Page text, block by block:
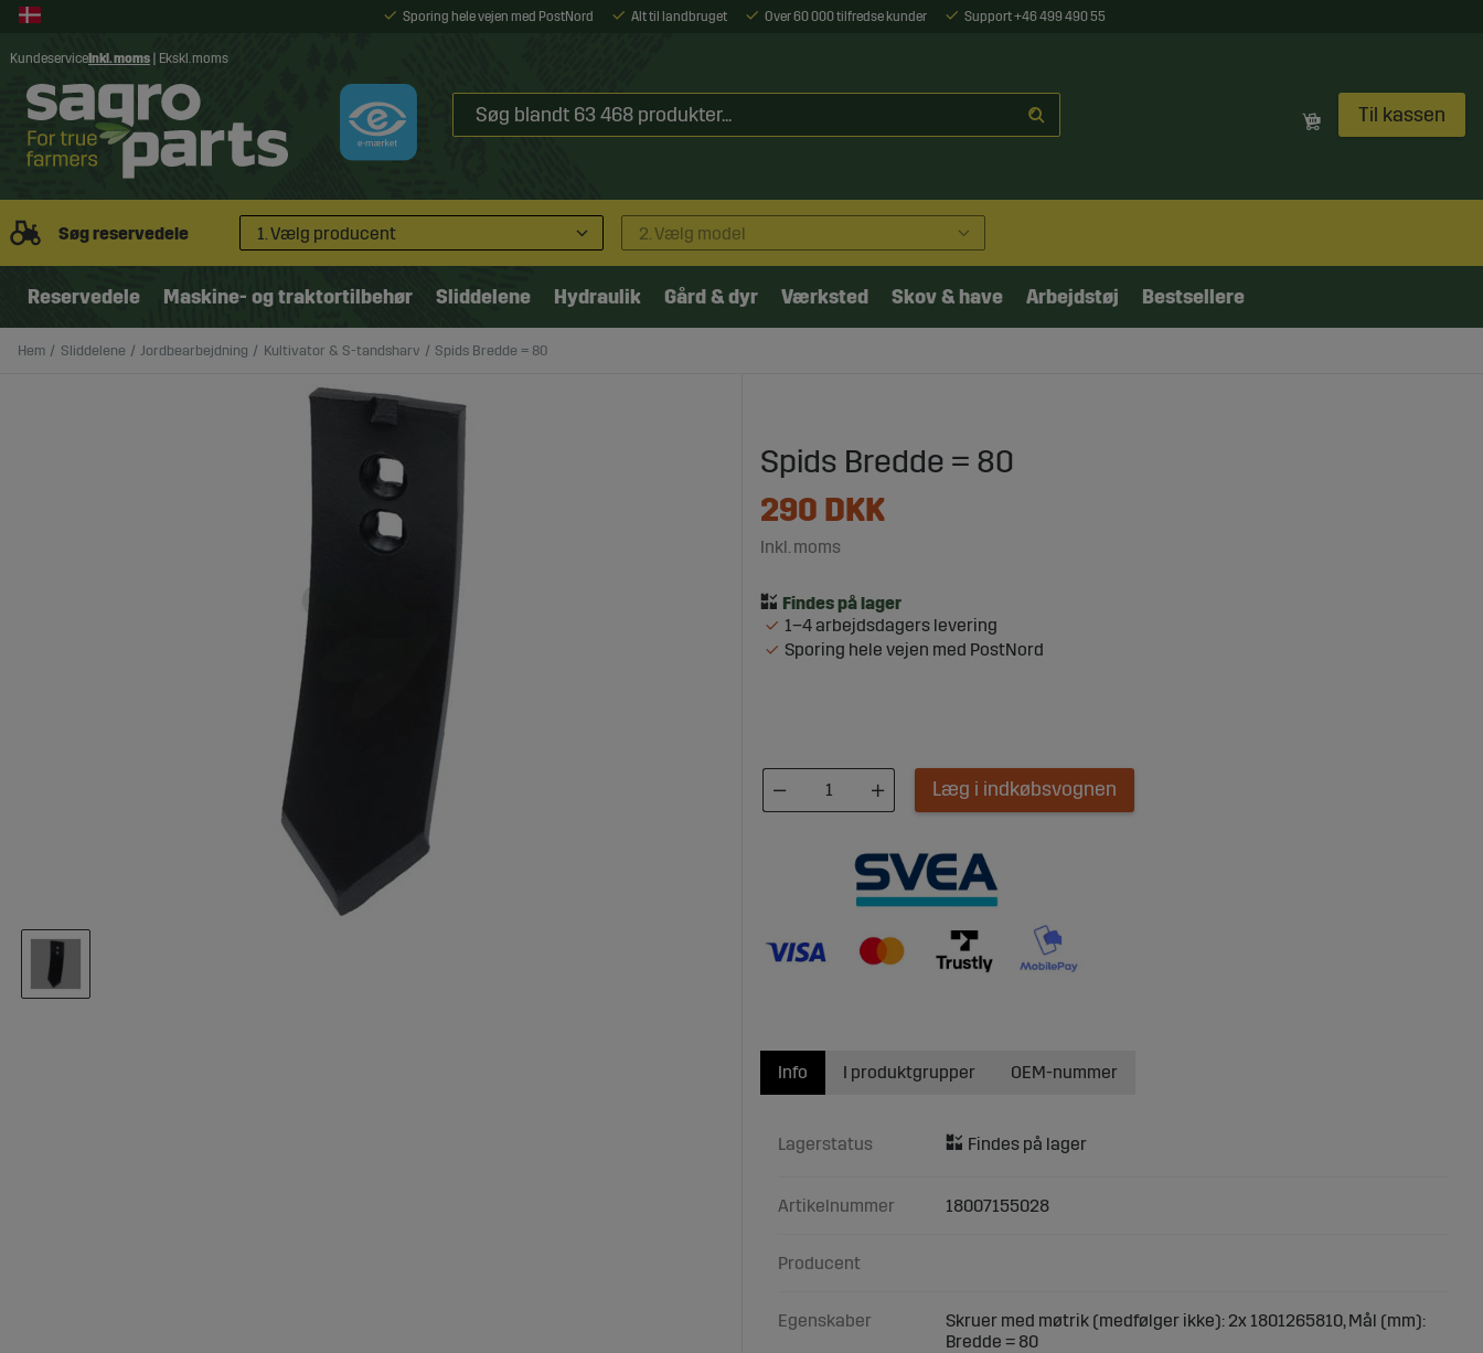
Sporing hele vejen med PostNord Alt til landbruget Over 60 000 tilfredse kunder Support +46 499 490 55
Kundeservice Inkl. moms Ekskl. moms
Til kassen
Søg reservedele 1. Vælg producent 2. Vælg model
Reservedele Maskine- og traktortilbehør Sliddelene Hydraulik Gård & dyr Værksted Skov & have Arbejdstøj Bestsellere
Hem Sliddelene Jordbearbejdning Kultivator & S-tandsharv Spids Bredde = 80
Spids Bredde = 80
290 DKK
Inkl. moms
1–4 arbejdsdagers levering
Sporing hele vejen med PostNord
Læg i indkøbsvognen
Info
Lagerstatus
Artikelnummer 18007155028
Producent
Egenskaber
Skruer med møtrik (medfølger ikke): 2x 1801265810, Mål (mm):
Bredde = 80
I produktgrupper OEM-nummer